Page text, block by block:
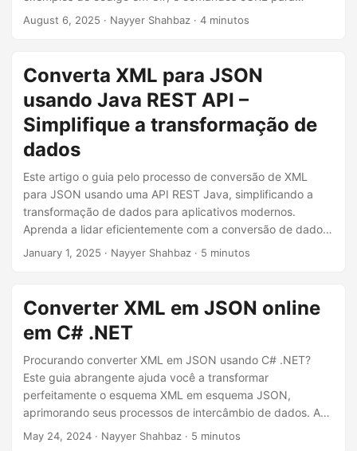
o
automatizar a conversão de XML → JSON para fluxos de
August 6, 2025 · Nayyer Shahbaz · 4 minutos
Converta XML para JSON
usando Java REST API –
Simplifique a transformação de
dados
Este artigo o guia pelo processo de conversão de XML
para JSON usando uma API REST Java, simplificando a
transformação de dados para aplicativos modernos.
Aprenda a lidar eficientemente com a conversão de dados
estruturados para permitir integração perfeita, aprimorar a
January 1, 2025 · Nayyer Shahbaz · 5 minutos
Converter XML em JSON online
em C# .NET
Procurando converter XML em JSON usando C# .NET?
Este guia abrangente ajuda você a transformar
perfeitamente o esquema XML em esquema JSON,
aprimorando seus processos de intercâmbio de dados. A
conversão é realizada com o .NET Cloud SDK.
May 24, 2024 · Nayyer Shahbaz · 5 minutos